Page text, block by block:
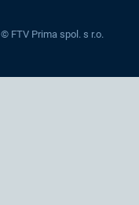
© FTV Prima spol. s r.o.